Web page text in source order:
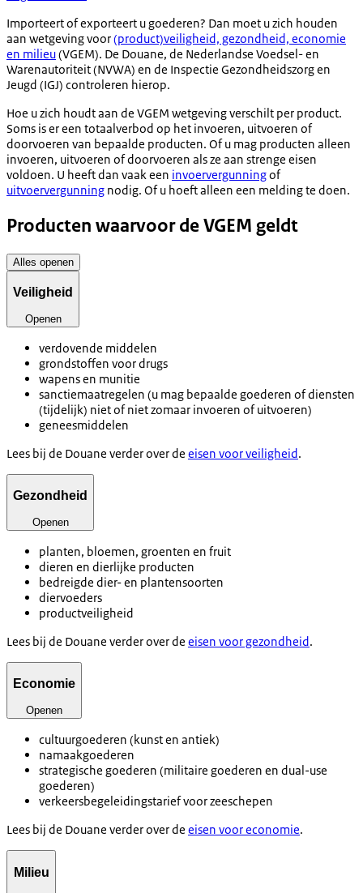
Importeert of exporteert u goederen? Dan moet u zich houden
aan wetgeving voor(product)veiligheid, gezondheid, economie
en milieu(VGEM). De Douane, de Nederlandse Voedsel- en
Warenautoriteit (NVWA) en de Inspectie Gezondheidszorg en
Jeugd (IGJ) controleren hierop.
Hoe u zich houdt aan de VGEM wetgeving verschilt per product.
Soms is er een totaalverbod op het invoeren, uitvoeren of
doorvoeren van bepaalde producten. Of u mag producten alleen
invoeren, uitvoeren of doorvoeren als ze aan strenge eisen
voldoen. U heeft dan vaak een invoervergunningof
uitvoervergunning nodig. Of u hoeft alleen een melding te doen.
Producten waarvoor de VGEM geldt
Alles openen
Veiligheid
Openen
verdovende middelen
grondstoffen voor drugs
wapens en munitie
sanctiemaatregelen (u mag bepaalde goederen of diensten
(tijdelijk) niet of niet zomaar invoeren of uitvoeren)
geneesmiddelen
Lees bij de Douane verder over de eisen voor veiligheid.
Gezondheid
Openen
planten, bloemen, groenten en fruit
dieren en dierlijke producten
bedreigde dier- en plantensoorten
diervoeders
productveiligheid
Lees bij de Douane verder over de eisen voor gezondheid.
Economie
Openen
cultuurgoederen (kunst en antiek)
namaakgoederen
strategische goederen (militaire goederen en dual-use
goederen)
verkeersbegeleidingstarief voor zeeschepen
Lees bij de Douane verder over de eisen voor economie.
Milieu